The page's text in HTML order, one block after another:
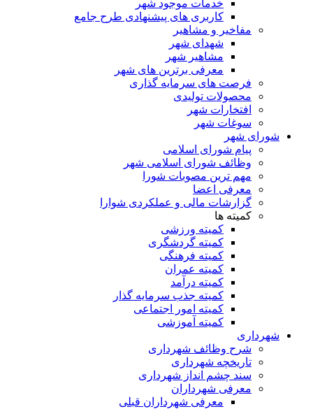
خدمات موجود شهر
کاربری های پیشنهادی طرح جامع
مفاخیر و مشاهیر
شهدای شهر
مشاهیر شهر
معرفی برترین های شهر
فرصت های سرمایه گذاری
محصولات تولیدی
افتخارات شهر
سوغات شهر
شورای شهر
پیام شورای اسلامی
وظائف شورای اسلامی شهر
مهم ترین مصوبات شورا
معرفی اعضا
گزارشات مالی و عملکردی شوارا
کمیته ها
کمیته ورزشی
کمیته گردشگری
کمیته فرهنگی
کمیته عمران
کمیته درآمد
کمیته جذب سرمایه گذار
کمیته امور اجتماعی
کمیته آموزشی
شهرداری
شرح وظائف شهرداری
تاریخچه شهرداری
سند چشم انداز شهرداری
معرفی شهرداران
معرفی شهرداران قبلی